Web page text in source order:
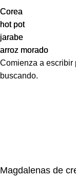
Corea
hot pot
jarabe
arroz morado
Corea
hot pot
jarabe
arroz morado
Comienza a escribir
buscando.
Magdalenas de